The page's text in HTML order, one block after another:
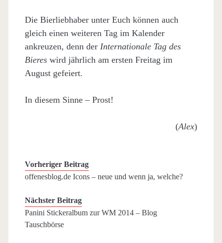
Die Bierliebhaber unter Euch können auch
gleich einen weiteren Tag im Kalender
ankreuzen, denn der Internationale Tag des
Biereswird jährlich am ersten Freitag im
August gefeiert.
In diesem Sinne – Prost!
(Alex)
Vorheriger Beitrag
offenesblog.de Icons – neue und wenn ja, welche?
Nächster Beitrag
Panini Stickeralbum zur WM 2014 – Blog
Tauschbörse